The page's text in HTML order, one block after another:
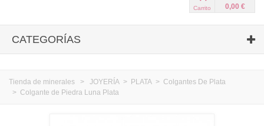
0,00 €
Carrito
CATEGORÍAS
Tienda de minerales > JOYERÍA > PLATA > Colgantes De Plata
> Colgante de Piedra Luna Plata